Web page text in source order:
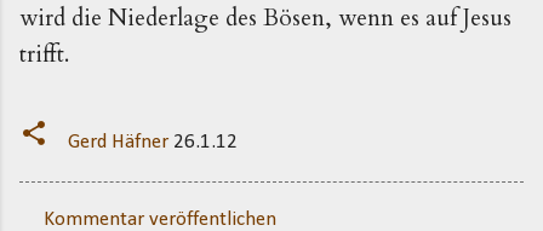
wird die Niederlage des Bösen, wenn es auf Jesus
trifft.
Gerd Häfner 26.1.12
Kommentar veröffentlichen